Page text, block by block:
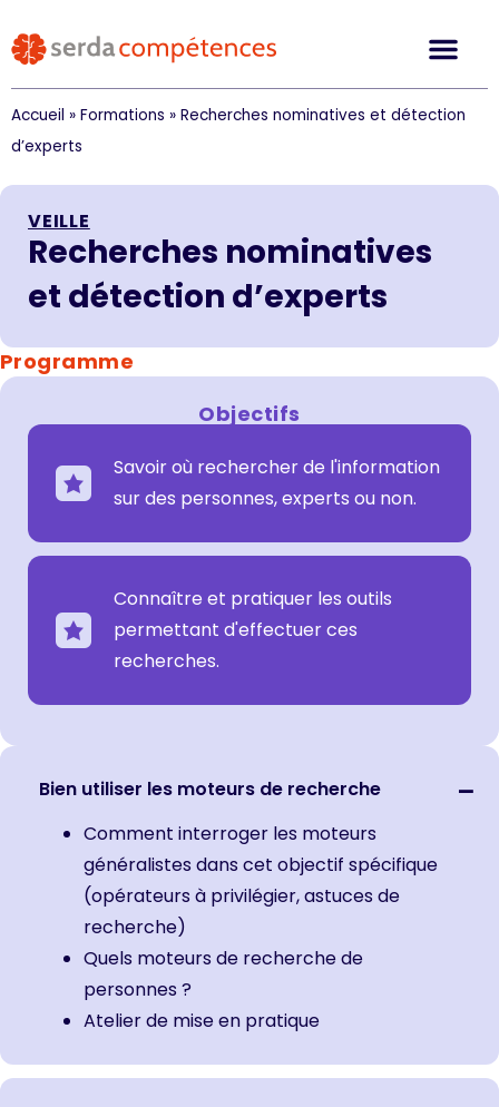
Accueil » Formations » Recherches nominatives et détection
d’experts
VEILLE
Recherches nominatives
et détection d’experts
Programme
Objectifs
Savoir où rechercher de l'information
sur des personnes, experts ou non.
Connaître et pratiquer les outils
permettant d'effectuer ces
recherches.
Bien utiliser les moteurs de recherche
Comment interroger les moteurs
généralistes dans cet objectif spécifique
(opérateurs à privilégier, astuces de
recherche)
Quels moteurs de recherche de
personnes ?
Atelier de mise en pratique